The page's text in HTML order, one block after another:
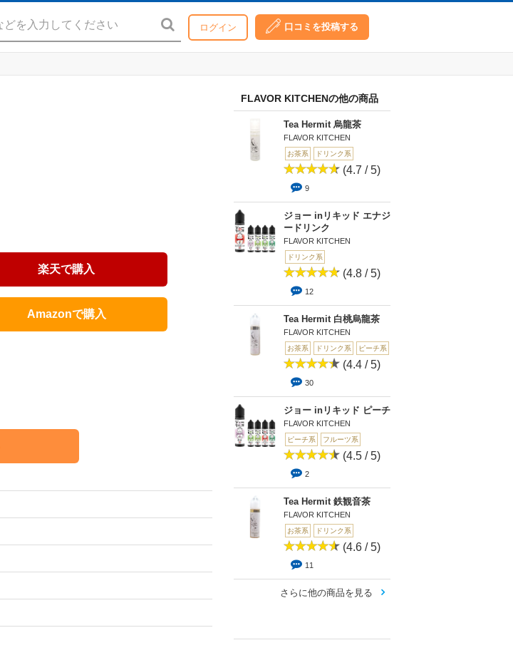
ログイン 口コミを投稿する
FLAVOR KITCHENの他の商品
Tea Hermit 烏龍茶
FLAVOR KITCHEN
お茶系 ドリンク系
(4.7 / 5)
9
ジョー inリキッド エナジ
ードリンク
FLAVOR KITCHEN
ドリンク系
(4.8 / 5)
12
Tea Hermit 白桃烏龍茶
FLAVOR KITCHEN
お茶系 ドリンク系 ピーチ系
(4.4 / 5)
30
ジョー inリキッド ピーチ
FLAVOR KITCHEN
ピーチ系 フルーツ系
(4.5 / 5)
2
Tea Hermit 鉄観音茶
FLAVOR KITCHEN
お茶系 ドリンク系
(4.6 / 5)
11
さらに他の商品を見る
楽天で購入
Amazonで購入